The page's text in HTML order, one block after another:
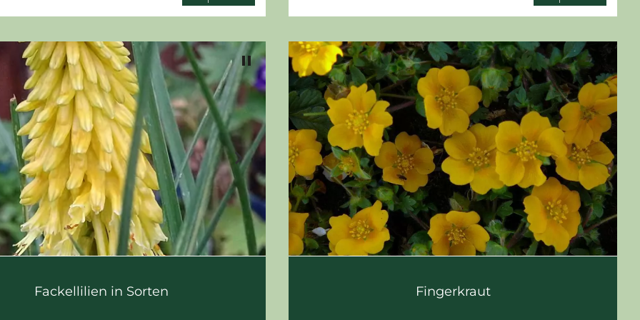
pause
chevron_right
Fackellilien in Sorten Fingerkraut